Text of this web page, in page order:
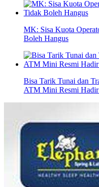
MK: Sisa Kuota
Boleh Hangus
Bisa Tarik Tunai dan
ATM Mini Resmi Hadir